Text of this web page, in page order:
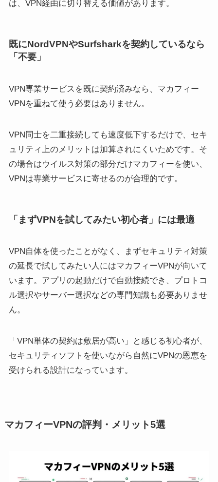
は、VPN経由に切り替える価値があります。
既にNordVPNやSurfsharkを契約しているなら
「不要」
VPN専業サービスを既に契約済みなら、マカフィー
VPNを重ねて使う必要はありません。
VPN同士を二重接続しても速度低下するだけで、セキ
ュリティ上のメリットは加算されにくいためです。そ
の場合はウイルス対策の部分だけマカフィーを使い、
VPNは専業サービスに寄せるのが合理的です。
「まずVPNを試してみたい初心者」には最適
VPN自体を使ったことがなく、まずセキュリティ対策
の延長で試してみたい人にはマカフィーVPNが向いて
います。アプリの起動だけで自動接続でき、プロトコ
ル選択やサーバー選択などの専門知識も必要ありませ
ん。
「VPN単体の契約は敷居が高い」と感じる初心者が、
セキュリティソフトを使いながら自然にVPNの恩恵を
受けられる設計になっています。
マカフィーVPNの評判・メリット5選